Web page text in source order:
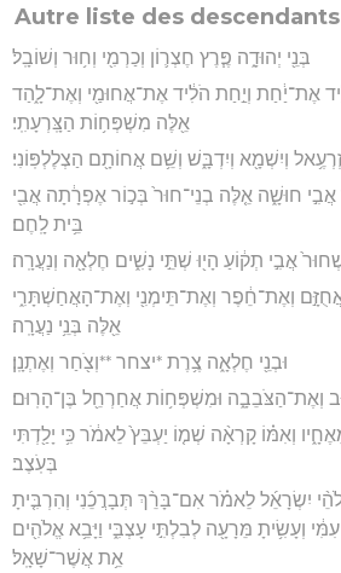
Autre liste des
בְּנֵ֖י יְהוּדָ֑ה פֶּ֧רֶץ חֶצְר֛וֹן וְכַרְמִ֖י וְח֥וּר וְשׁוֹבָֽל׃
אֶת־יַ֔חַת וְיַ֣חַת הֹלִ֔יד אֶת־אֲחוּמַ֖י וְאֶת־לָ֑הַד
אֵ֖לֶּה מִשְׁפְּח֥וֹת הַצָּֽרְעָתִֽי׃
וְיִשְׁמָ֖א וְיִדְבָּ֑שׁ וְשֵׁ֥ם אֲחוֹתָ֖ם הַצְלֶלְפּֽוֹנִי׃
אֲבִ֣י חוּשָׁ֑ה אֵ֤לֶּה בְנֵי־חוּר֙ בְּכ֣וֹר אֶפְרָ֔תָה אֲבִ֖י
בֵּ֥ית לָֽחֶם׃
אֲבִ֣י תְק֔וֹעַ הָי֖וּ שְׁתֵּ֣י נָשִׁ֑ים חֶלְאָ֖ה וְנַעֲרָֽה׃
וְאֶת־חֵ֔פֶר וְאֶת־תֵּימְנִ֖י וְאֶת־הָאֲחַשְׁתָּרִ֑י
אֵ֖לֶּה בְּנֵ֥י נַעֲרָֽה׃
וּבְנֵ֖י חֶלְאָ֑ה צֶ֥רֶת *יצחר **וְצֹ֖חַר וְאֶתְנָֽן׃
וְאֶת־הַצֹּבֵבָ֑ה וּמִשְׁפְּח֥וֹת אֲחַרְחֵ֖ל בֶּן־הָרֽוּם׃
וְאִמּ֗וֹ קָרְאָ֨ה שְׁמ֤וֹ יַעְבֵּץ֙ לֵאמֹ֔ר כִּ֥י יָלַ֖דְתִּי
בְּעֹֽצֶב׃
יִשְׂרָאֵ֜ל לֵאמֹ֗ר אִם־בָּרֵ֨ךְ תְּבָרֲכֵ֜נִי וְהִרְבִּ֤יתָ
עִמִּ֔י וְעָשִׂ֥יתָ מֵּרָעָ֖ה לְבִלְתִּ֣י עָצְבִּ֑י וַיָּבֵ֥א אֱלֹהִ֖ים
אֵ֥ת אֲשֶׁר־שָׁאָֽל׃